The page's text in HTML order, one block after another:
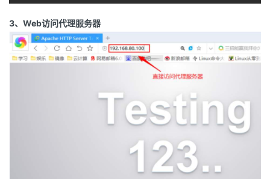
3、Web访问代理服务器